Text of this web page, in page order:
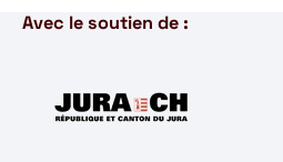
Avec le soutien de :